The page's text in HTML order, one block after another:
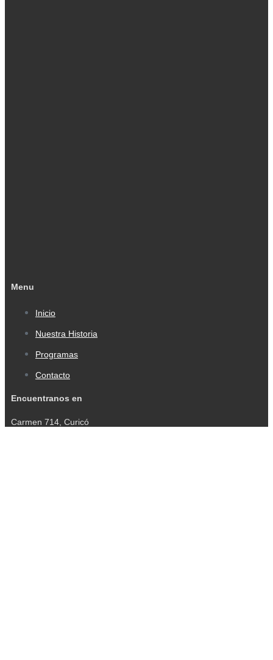
Menu
Inicio
Nuestra Historia
Programas
Contacto
Encuentranos en
Carmen 714, Curicó